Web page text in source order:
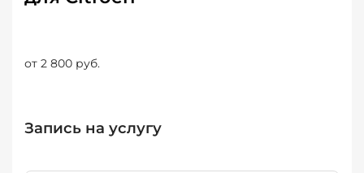
от 2 800 руб.
Запись на услугу